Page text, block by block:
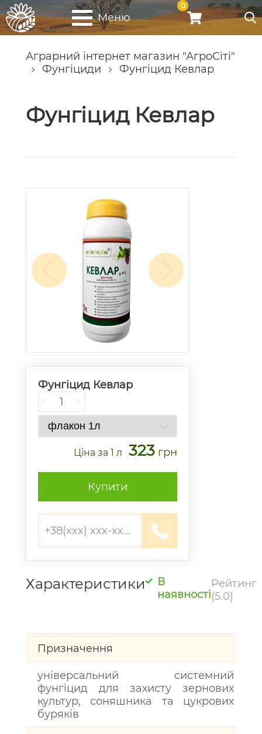
Меню
0
Аграрний інтернет магазин "АгроСіті"
Фунгіциди
Фунгіцид Кевлар
Фунгіцид Кевлар
Фунгіцид Кевлар
− +
Ціна за 1 л 323 грн
Купити
Характеристики
В
наявності
Рейтинг
(5.0)
Призначення
універсальний системний
фунгіцид для захисту зернових
культур, соняшника та цукрових
буряків